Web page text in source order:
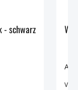
Wunderlich Topcase X-BAG X40 - Stück - schwarz